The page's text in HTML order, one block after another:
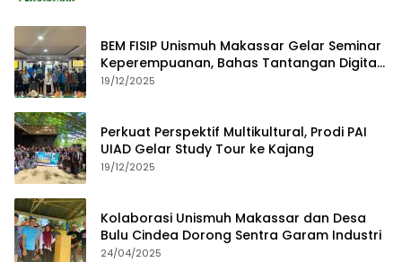
BEM FISIP Unismuh Makassar Gelar Seminar
Keperempuanan, Bahas Tantangan Digital
dan Budaya Lokal
19/12/2025
Perkuat Perspektif Multikultural, Prodi PAI
UIAD Gelar Study Tour ke Kajang
19/12/2025
Kolaborasi Unismuh Makassar dan Desa
Bulu Cindea Dorong Sentra Garam Industri
24/04/2025